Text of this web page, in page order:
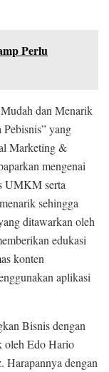
Perlu
dan Menarik
yang
Marketing &
mengenai
UMKM serta
sehingga
ditawarkan oleh
edukasi
konten
aplikasi
Bisnis dengan
oleh Edo Hario
dengan